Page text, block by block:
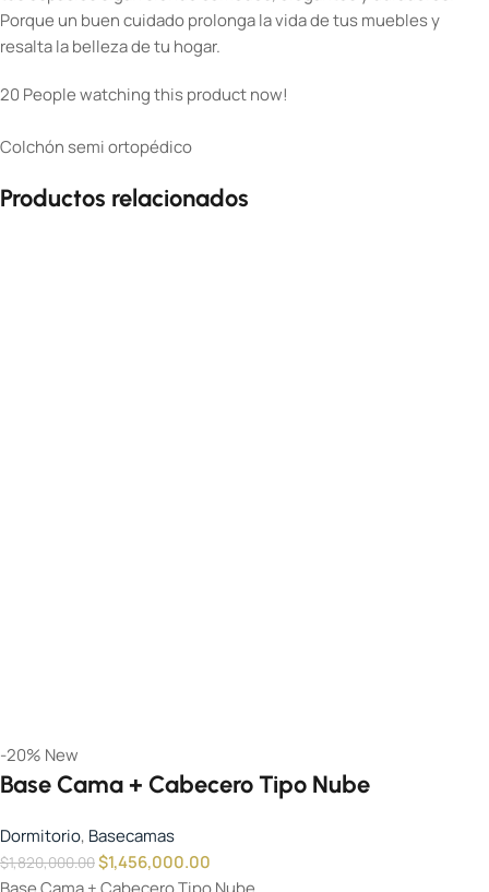
Porque un buen cuidado prolonga la vida de tus muebles y
resalta la belleza de tu hogar.
20 People watching this product now!
Colchón semi ortopédico
Productos relacionados
-20% New
Base Cama + Cabecero Tipo Nube
Dormitorio, Basecamas
$1,820,000.00$1,456,000.00